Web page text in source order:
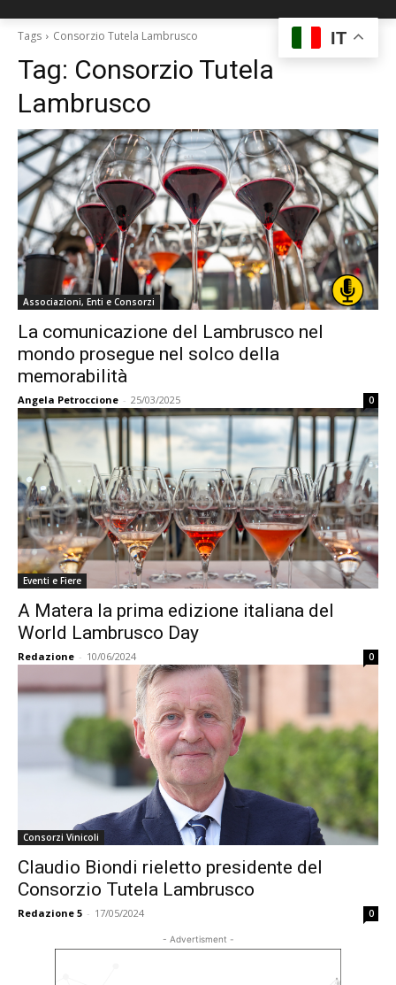
Tags Consorzio Tutela Lambrusco
Tag: Consorzio Tutela
Lambrusco
Associazioni, Enti e Consorzi
La comunicazione del Lambrusco nel
mondo prosegue nel solco della
memorabilità
Angela Petroccione - 25/03/2025 0
Eventi e Fiere
A Matera la prima edizione italiana del
World Lambrusco Day
Redazione - 10/06/2024 0
Consorzi Vinicoli
Claudio Biondi rieletto presidente del
Consorzio Tutela Lambrusco
Redazione 5 - 17/05/2024 0
- Advertisment -
IT